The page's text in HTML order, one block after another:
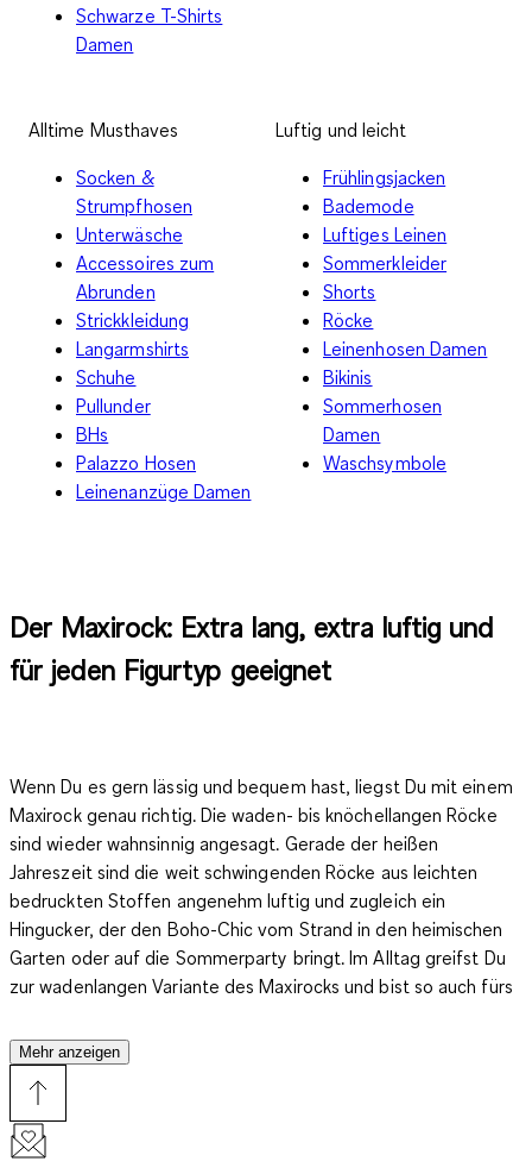
Schwarze T-Shirts
Damen
Alltime Musthaves
Socken &
Strumpfhosen
Unterwäsche
Accessoires zum
Abrunden
Strickkleidung
Langarmshirts
Schuhe
Pullunder
BHs
Palazzo Hosen
Leinenanzüge Damen
Luftig und leicht
Frühlingsjacken
Bademode
Luftiges Leinen
Sommerkleider
Shorts
Röcke
Leinenhosen Damen
Bikinis
Sommerhosen
Damen
Waschsymbole
Der Maxirock: Extra lang, extra luftig und
für jeden Figurtyp geeignet
Wenn Du es gern lässig und bequem hast, liegst Du mit einem
Maxirock genau richtig. Die waden- bis knöchellangen Röcke
sind wieder wahnsinnig angesagt. Gerade der heißen
Jahreszeit sind die weit schwingenden Röcke aus leichten
bedruckten Stoffen angenehm luftig und zugleich ein
Hingucker, der den Boho-Chic vom Strand in den heimischen
Garten oder auf die Sommerparty bringt. Im Alltag greifst Du
zur wadenlangen Variante des Maxirocks und bist so auch fürs
eine große Auswahl der trendigen Kleidungsstücke für jede
Gelegenheit.
Er ist wieder da und angesagter denn je! Und eigentlich war er
Mehr anzeigen